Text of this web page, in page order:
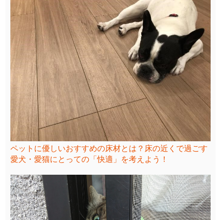
ペットに優しいおすすめの床材とは？床の近くで過ごす
愛犬・愛猫にとっての「快適」を考えよう！